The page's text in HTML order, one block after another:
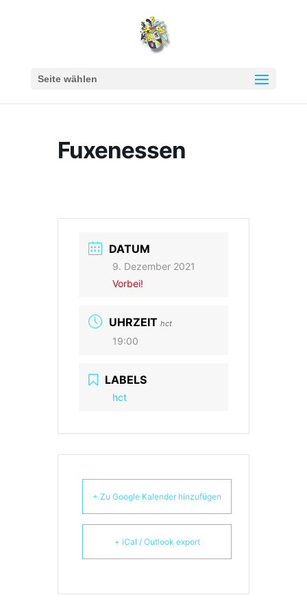
Seite wählen
Fuxenessen
DATUM
9. Dezember 2021
Vorbei!
UHRZEIT hct
19:00
LABELS
hct
+ Zu Google Kalender hinzufügen
+ iCal / Outlook export